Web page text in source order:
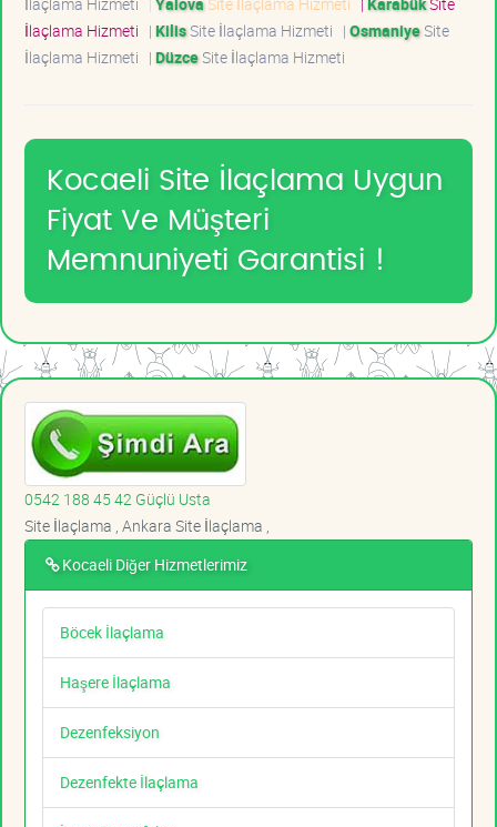
İlaçlama Hizmeti | KilisSite İlaçlama Hizmeti | OsmaniyeSite
İlaçlama Hizmeti | DüzceSite İlaçlama Hizmeti
Kocaeli Site İlaçlama Uygun
Fiyat Ve Müşteri
Memnuniyeti Garantisi !
0542 188 45 42 Güçlü Usta
Site İlaçlama , Ankara Site İlaçlama ,
Kocaeli Diğer Hizmetlerimiz
Böcek İlaçlama
Haşere İlaçlama
Dezenfeksiyon
Dezenfekte İlaçlama